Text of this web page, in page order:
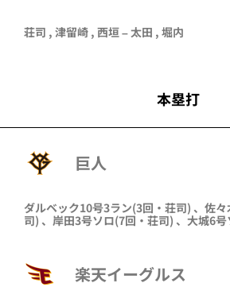
荘司 , 津留崎 , 西垣–太田 , 堀内
本塁打
巨人
ダルベック10号3ラン(3回・ 荘司) 、 佐々
司) 、 岸田3号ソロ(7回・ 荘司) 、 大城6号
楽天イーグルス